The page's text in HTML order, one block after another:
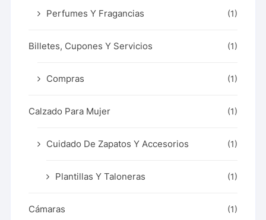
Perfumes Y Fragancias (1)
Billetes, Cupones Y Servicios (1)
Compras (1)
Calzado Para Mujer (1)
Cuidado De Zapatos Y Accesorios (1)
Plantillas Y Taloneras (1)
Cámaras (1)